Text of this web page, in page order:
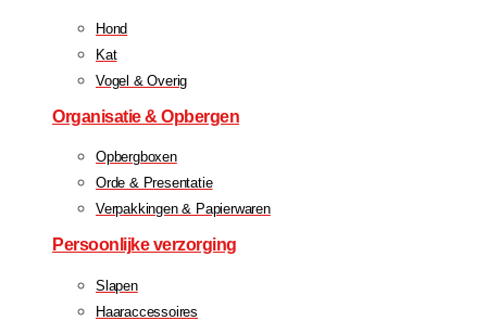
Hond
Kat
Vogel & Overig
Organisatie & Opbergen
Opbergboxen
Orde & Presentatie
Verpakkingen & Papierwaren
Persoonlijke verzorging
Slapen
Haaraccessoires